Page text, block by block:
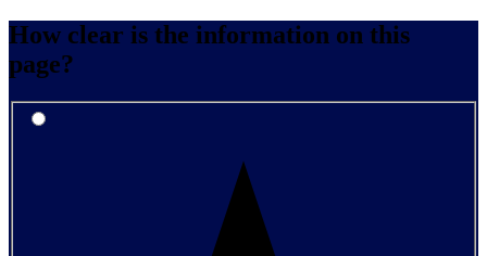
How clear is the information on this
page?